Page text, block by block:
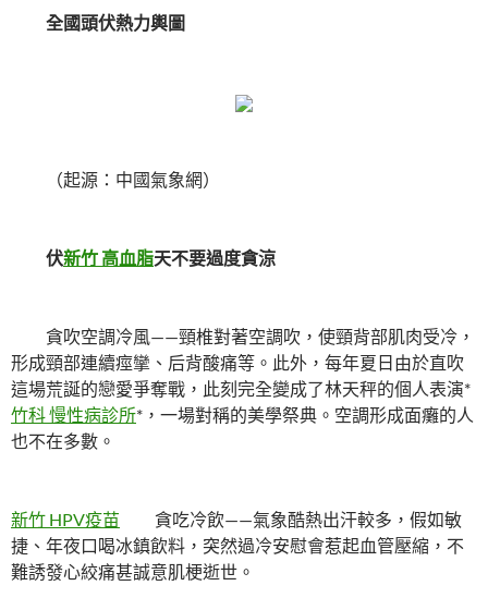
全國頭伏熱力輿圖
（起源：中國氣象網）
伏新竹 高血脂天不要過度貪涼
貪吹空調冷風——頸椎對著空調吹，使頸背部肌肉受冷，
形成頸部連續痙攣、后背酸痛等。此外，每年夏日由於直吹
這場荒誕的戀愛爭奪戰，此刻完全變成了林天秤的個人表演*
竹科 慢性病診所*，一場對稱的美學祭典。空調形成面癱的人
也不在多數。
新竹 HPV疫苗 貪吃冷飲——氣象酷熱出汗較多，假如敏
捷、年夜口喝冰鎮飲料，突然過冷安慰會惹起血管壓縮，不
難誘發心絞痛甚誠意肌梗逝世。